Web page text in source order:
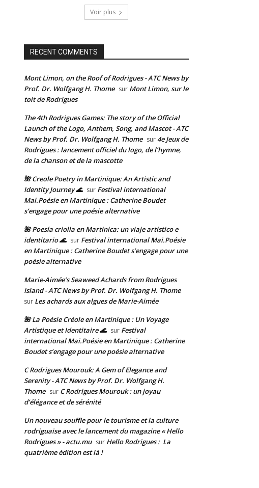
Voir plus
RECENT COMMENTS
Mont Limon, on the Roof of Rodrigues - ATC News by
Prof. Dr. Wolfgang H. Thome sur Mont Limon, sur le
toit de Rodrigues
The 4th Rodrigues Games: The story of the Official
Launch of the Logo, Anthem, Song, and Mascot - ATC
News by Prof. Dr. Wolfgang H. Thome sur4e Jeux de
Rodrigues : lancement officiel du logo, de l’hymne,
de la chanson et de la mascotte
🌺 Creole Poetry in Martinique: An Artistic and
Identity Journey 🌊 sur Festival international
Mai.Poésie en Martinique : Catherine Boudet
s’engage pour une poésie alternative
🌺 Poesía criolla en Martinica: un viaje artístico e
identitario 🌊 sur Festival international Mai.Poésie
en Martinique : Catherine Boudet s’engage pour une
poésie alternative
Marie-Aimée’s Seaweed Achards from Rodrigues
Island - ATC News by Prof. Dr. Wolfgang H. Thome
sur Les achards aux algues de Marie-Aimée
🌺 La Poésie Créole en Martinique : Un Voyage
Artistique et Identitaire 🌊 sur Festival
international Mai.Poésie en Martinique : Catherine
Boudet s’engage pour une poésie alternative
C Rodrigues Mourouk: A Gem of Elegance and
Serenity - ATC News by Prof. Dr. Wolfgang H.
Thome sur C Rodrigues Mourouk : un joyau
d’élégance et de sérénité
Un nouveau souffle pour le tourisme et la culture
rodriguaise avec le lancement du magazine « Hello
Rodrigues » - actu.mu sur Hello Rodrigues : La
quatrième édition est là !